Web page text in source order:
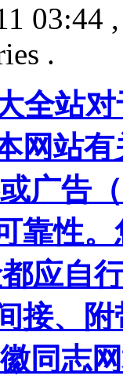
03:44
.
全站
网站
广告
靠性
应自
接、
同志